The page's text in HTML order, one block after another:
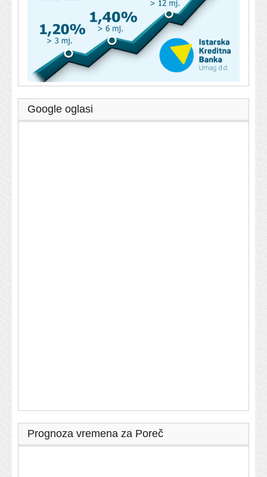
Google oglasi
Prognoza vremena za Poreč